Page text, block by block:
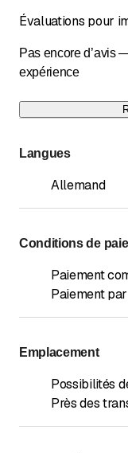
Évaluations pour
Pas encore d’avis
expérience
Langues
Allemand
Conditions de
Paiement
Paiement
Emplacement
Possibilités
Près des